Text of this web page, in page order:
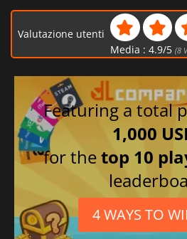
Valutazione utenti
Media : 4.9/5 (8
Featuring a total
1,000
for thetop 10
4 WAYS TO